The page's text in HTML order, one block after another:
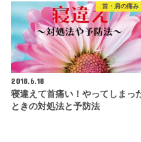
首・肩の痛み
2018.6.18
寝違えて首痛い！やってしまっ
ときの対処法と予防法